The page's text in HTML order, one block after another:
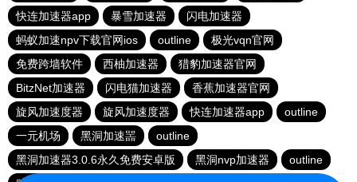
快连加速器app
暴雪加速器
闪电加速器
蚂蚁加速npv下载官网ios
outline
极光vqn官网
免费跨墙软件
西柚加速器
猎豹加速器官网
BitzNet加速器
闪电猫加速器
香蕉加速器官网
旋风加速度器
旋风加速度器 快连加速器app
outline
一元机场
黑洞加速噐
outline
黑洞加速器3.0.6永久免费安卓版
黑洞nvp加速器
outline